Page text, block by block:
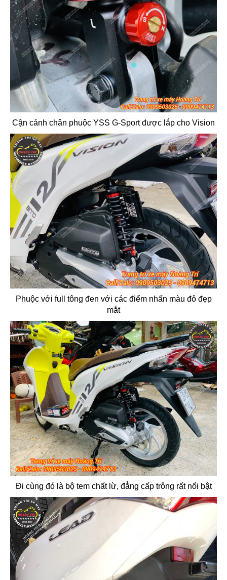
Cận cảnh chân phuộc YSS G-Sport được lắp cho Vision
Phuộc với full tông đen với các điểm nhấn màu đỏ đẹp
mắt
Đi cùng đó là bộ tem chất lừ, đẳng cấp trông rất nổi bật